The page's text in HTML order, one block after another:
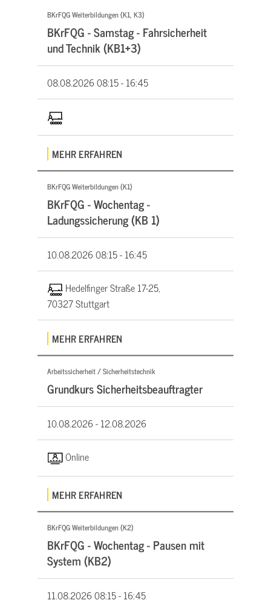
BKrFQG Weiterbildungen (K1, K3)
BKrFQG - Samstag - Fahrsicherheit
und Technik (KB1+3)
08.08.202608:15 - 16:45
MEHR ERFAHREN
BKrFQG Weiterbildungen (K1)
BKrFQG - Wochentag -
Ladungssicherung (KB 1)
10.08.202608:15 - 16:45
Hedelfinger Straße 17-25,
70327 Stuttgart
MEHR ERFAHREN
Arbeitssicherheit / Sicherheitstechnik
Grundkurs Sicherheitsbeauftragter
10.08.2026 -12.08.2026
Online
MEHR ERFAHREN
BKrFQG Weiterbildungen (K2)
BKrFQG - Wochentag - Pausen mit
System (KB2)
11.08.202608:15 - 16:45